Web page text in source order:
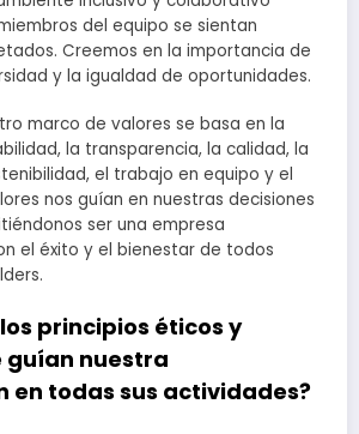
del equipo se sientan
Creemos en la importancia de
y la igualdad de oportunidades.
marco de valores se basa en la
la transparencia, la calidad, la
el trabajo en equipo y el
nos guían en nuestras decisiones
ser una empresa
el éxito y el bienestar de todos
principios éticos y
guían nuestra
en todas sus actividades?